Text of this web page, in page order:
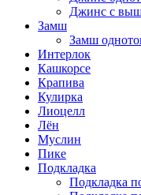
Джинс с
Замш
Замш
Интерлок
Кашкорсе
Крапива
Кулирка
Лиоцелл
Лён
Муслин
Пике
Подкладка
Подкладка